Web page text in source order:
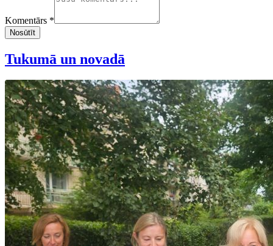
Komentārs *
Nosūtīt
Tukumā un novadā